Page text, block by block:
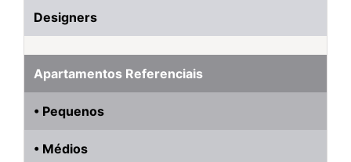
Designers
Apartamentos Referenciais
• Pequenos
• Médios